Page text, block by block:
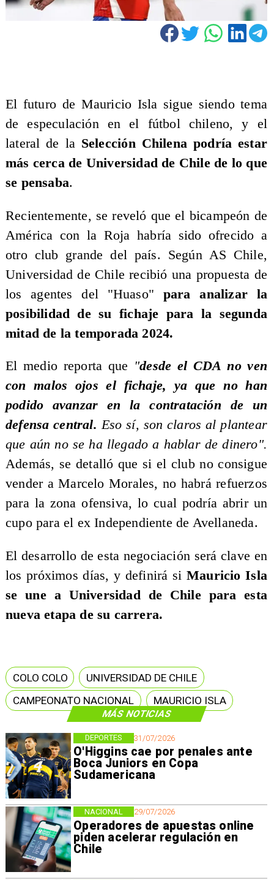
MÁS NOTICIAS
31/07/2026
O'Higgins cae por penales ante
Boca Juniors en Copa
Sudamericana
DEPORTES
29/07/2026
Operadores de apuestas online
piden acelerar regulación en
Chile
NACIONAL
El futuro de Mauricio Isla sigue siendo tema
de especulación en el fútbol chileno, y el
lateral de la Selección Chilena podría estar
más cerca de Universidad de Chile de lo que
se pensaba.
Recientemente, se reveló que el bicampeón de
América con la Roja habría sido ofrecido a
otro club grande del país. Según AS Chile,
Universidad de Chile recibió una propuesta de
los agentes del "Huaso" para analizar la
posibilidad de su fichaje para la segunda
mitad de la temporada 2024.
El medio reporta que "desde el CDA no ven
con malos ojos el fichaje, ya que no han
podido avanzar en la contratación de un
defensa central. Eso sí, son claros al plantear
que aún no se ha llegado a hablar de dinero".
Además, se detalló que si el club no consigue
vender a Marcelo Morales, no habrá refuerzos
para la zona ofensiva, lo cual podría abrir un
cupo para el ex Independiente de Avellaneda.
El desarrollo de esta negociación será clave en
los próximos días, y definirá siMauricio Isla
se une a Universidad de Chile para esta
nueva etapa de su carrera.
COLO COLO
UNIVERSIDAD DE CHILE
CAMPEONATO NACIONAL
MAURICIO ISLA